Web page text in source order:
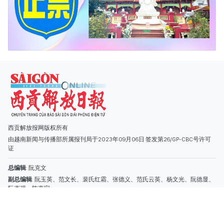
西贡解放报网版权所有
由越南新闻与传播部所属报刊局于2023年09月06日 签发第26/GP-CBC号许可
副总编辑: 阮玉英、范文长、裴氏红霜、张德义、范氏云英、杨文光、阮德显、
阮克强、陈嘉宝
主编: 阮玉英
社址: 胡志明市棋盘坊阮氏明开街432-434号
总台: (028) 39294091 - 转 060
热线: 096.558.1888
编辑部: (028) 39294092 - 转 060
电子信箱
广告部
(028) 38334185
quangcaohoavan09@gmail.com;